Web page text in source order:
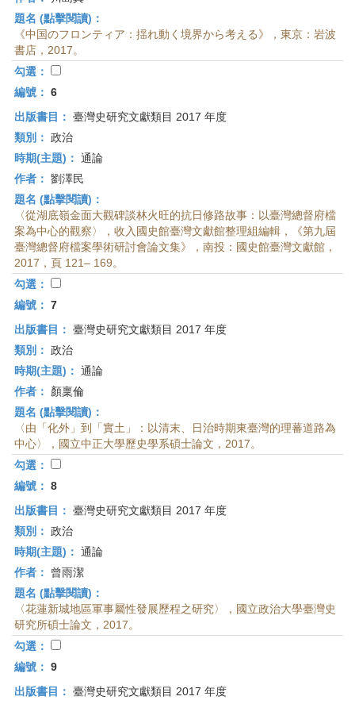
題名 (點擊閱讀)：
《中国のフロンティア：揺れ動く境界から考える》，東京：岩波
書店，2017。
勾選：
編號： 6
出版書目： 臺灣史研究文獻類目 2017 年度
類別： 政治
時期(主題)： 通論
作者： 劉澤民
題名 (點擊閱讀)：
〈從湖底嶺金面大觀碑談林火旺的抗日修路故事：以臺灣總督府檔
案為中心的觀察〉，收入國史館臺灣文獻館整理組編輯，《第九屆
臺灣總督府檔案學術研討會論文集》，南投：國史館臺灣文獻館，
2017，頁 121– 169。
勾選：
編號： 7
出版書目： 臺灣史研究文獻類目 2017 年度
類別： 政治
時期(主題)： 通論
作者：
顏稟倫
題名 (點擊閱讀)：
〈由「化外」到「實土」：以清末、日治時期東臺灣的理蕃道路為
中心〉，國立中正大學歷史學系碩士論文，2017。
勾選：
編號： 8
出版書目： 臺灣史研究文獻類目 2017 年度
類別： 政治
時期(主題)： 通論
作者：
曾雨潔
題名 (點擊閱讀)：
〈花蓮新城地區軍事屬性發展歷程之研究〉，國立政治大學臺灣史
研究所碩士論文，2017。
勾選：
編號： 9
出版書目： 臺灣史研究文獻類目 2017 年度